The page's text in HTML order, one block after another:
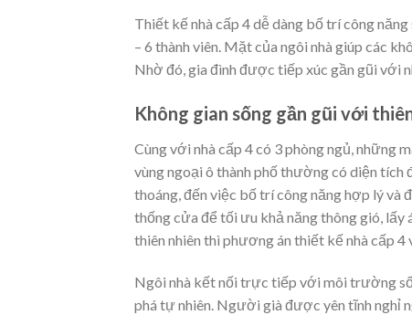
Thiết kế nhà cấp 4 dễ dàng bố trí công
– 6 thành viên. Mặt của ngôi nhà giúp các
Nhờ đó, gia đình được tiếp xúc gần gũi với
Không gian sống gần gũi với
Cùng với nhà cấp 4 có 3 phòng ngủ, những
vùng ngoại ô thành phố thường có diện
thoáng, đến việc bố trí công năng hợp lý và
thống cửa để tối ưu khả năng thông gió, lấy
thiên nhiên thì phương án thiết kế nhà cấp
Ngôi nhà kết nối trực tiếp với môi trường
phá tự nhiên. Người già được yên tĩnh nghỉ